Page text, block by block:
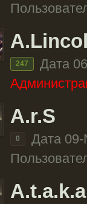
247
Дата
A.r.S
0
Дата 09-